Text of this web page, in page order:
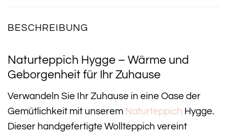
BESCHREIBUNG
Naturteppich Hygge – Wärme und
Geborgenheit für Ihr Zuhause
Verwandeln Sie Ihr Zuhause in eine Oase der
Gemütlichkeit mit unserem Naturteppich Hygge.
Dieser handgefertigte Wollteppich vereint